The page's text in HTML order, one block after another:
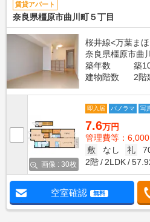
賃貸アパート
奈良県橿原市曲川町５丁目
桜井線<万葉ま
奈良県橿原市曲
築年数
築
建物階数
2階
画像 : 30枚
即入居 パノラマ 写
7.6万円
管理費等：6,000
敷
なし 礼
2階
2LDK
空室確認 無料